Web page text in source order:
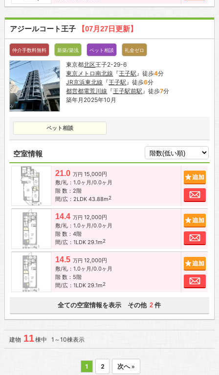
アジールコート王子 【07月27日更新】
仲介手数料無料 新築/築浅 ペット相談 礼金ゼロ
東京都北区王子2-29-6
東京メトロ南北線 『王子駅 』徒歩4分
JR京浜東北線 『王子駅 』徒歩6分
都営都電荒川線 『王子駅前駅 』徒歩7分
築年月2025年10月
ペット相談
空室情報
21.0 万円 15,000円
敷/礼：1.0ヶ月/0.0ヶ月
階 数：2階
間/広：2LDK 43.88m2
お
14.4 万円 12,000円
敷/礼：1.0ヶ月/0.0ヶ月
階 数：4階
間/広：1LDK 29.1m2
お
14.5 万円 12,000円
敷/礼：1.0ヶ月/0.0ヶ月
階 数：5階
間/広：1LDK 29.1m2
お
全ての空室情報を表示 その他 2 件
建物 11棟中 1～10棟表示
1 2 次へ »